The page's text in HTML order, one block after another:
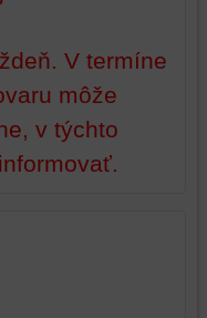
V termíne
môže
v týchto